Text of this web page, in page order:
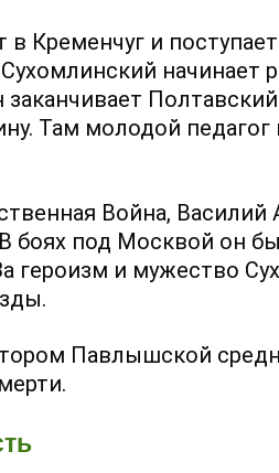
Кременчуг и
начинает
Там молодой
Война, Василий
боях под Москвой он
героизм и мужество
Павлышской